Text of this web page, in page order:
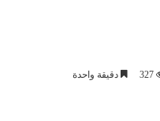
327 دقيقة واحدة